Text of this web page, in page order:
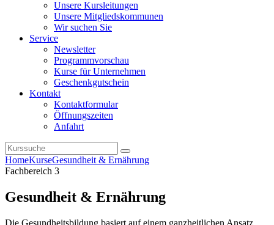
Unsere Kursleitungen
Unsere Mitgliedskommunen
Wir suchen Sie
Service
Newsletter
Programmvorschau
Kurse für Unternehmen
Geschenkgutschein
Kontakt
Kontaktformular
Öffnungszeiten
Anfahrt
HomeKurseGesundheit & Ernährung
Fachbereich 3
Gesundheit & Ernährung